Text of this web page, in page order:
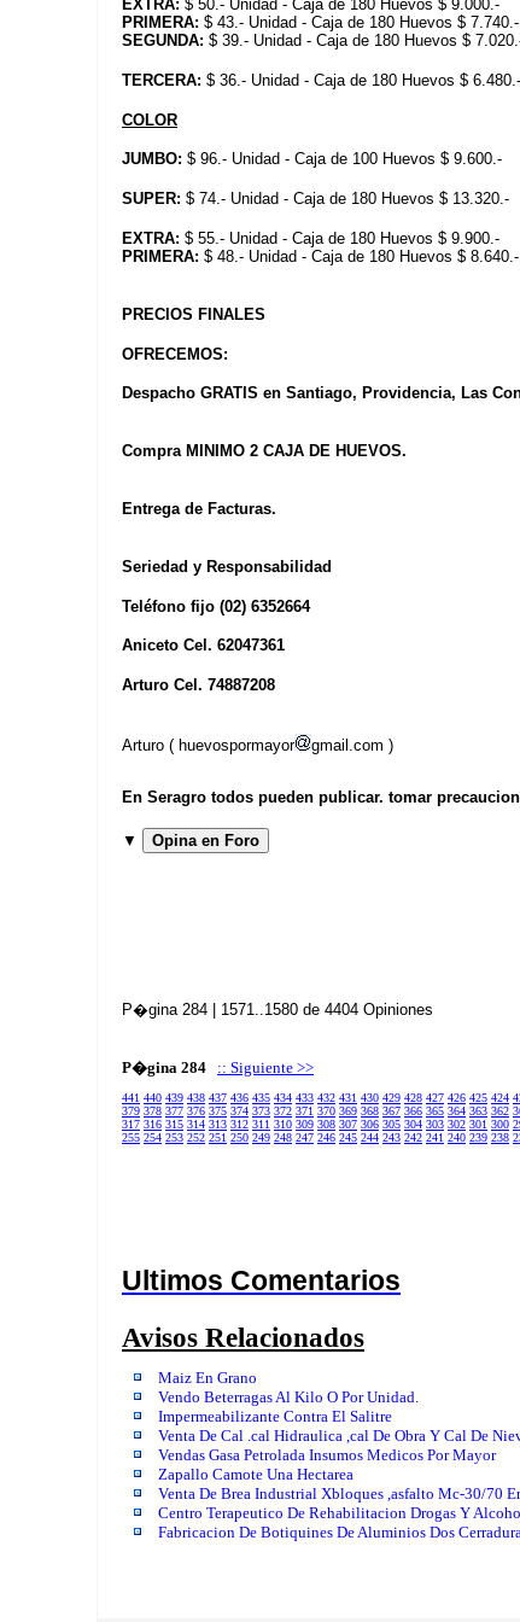
EXTRA: $ 50.- Unidad - Caja de 180 Huevos $ 9.000.-
PRIMERA: $ 43.- Unidad - Caja de 180 Huevos $ 7.740.-
SEGUNDA: $ 39.- Unidad - Caja de 180 Huevos $
TERCERA: $ 36.- Unidad - Caja de 180 Huevos $ 6.480.-
COLOR
JUMBO: $ 96.- Unidad - Caja de 100 Huevos $ 9.600.-
SUPER: $ 74.- Unidad - Caja de 180 Huevos $ 13.320.-
EXTRA: $ 55.- Unidad - Caja de 180 Huevos $ 9.900.-
PRIMERA: $ 48.- Unidad - Caja de 180 Huevos $ 8.640.-
PRECIOS FINALES
OFRECEMOS:
Despacho GRATIS en Santiago, Providencia, Las
Compra MINIMO 2 CAJA DE HUEVOS.
Entrega de Facturas.
Seriedad y Responsabilidad
Teléfono fijo (02) 6352664
Aniceto Cel. 62047361
Arturo Cel. 74887208
Arturo ( huevospormayor gmail.com )
En Seragro todos pueden publicar. tomar
▼ Opina en Foro
P�gina 284 | 1571..1580 de 4404 Opiniones
P�gina 284 :: Siguiente >>
441 440 439 438 437 436 435 434 433 432 431 430 429 428 427 426 425 424
379 378 377 376 375 374 373 372 371 370 369 368 367 366 365 364 363 362
317 316 315 314 313 312 311 310 309 308 307 306 305 304 303 302 301 300
255 254 253 252 251 250 249 248 247 246 245 244 243 242 241 240 239 238
Ultimos Comentarios
Avisos Relacionados
Maiz En Grano
Vendo Beterragas Al Kilo O Por Unidad.
Impermeabilizante Contra El Salitre
Venta De Cal .cal Hidraulica ,cal De Obra Y Cal De
Vendas Gasa Petrolada Insumos Medicos Por Mayor
Zapallo Camote Una Hectarea
Venta De Brea Industrial Xbloques ,asfalto Mc-30/70
Centro Terapeutico De Rehabilitacion Drogas Y
Fabricacion De Botiquines De Aluminios Dos